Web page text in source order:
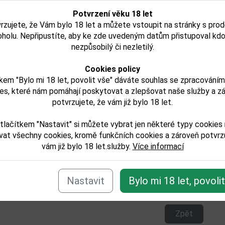
Potvrzení věku 18 let
že Vám bylo 18 let a můžete vstoupit na stránky s
Nepřipustíte, aby ke zde uvedeným datům přistupoval
nezpůsobilý či nezletilý.
Cookies policy
"Bylo mi 18 let, povolit vše" dáváte souhlas se
které nám pomáhají poskytovat a zlepšovat naše služby a
potvrzujete, že vám již bylo 18 let.
"Nastavit" si můžete vybrat jen některé typy cookies
všechny cookies, kromě funkčních cookies a zároveň
vám již bylo 18 let.služby. Více informací
Nastavit Bylo mi 18 let,
10YO 0,7l 38%
441,00 Kč
Skladem
J.Domet VSOP 0,7l
257,00 Kč
Skladem
zařazeno v těchto kategoriích:
Zpět